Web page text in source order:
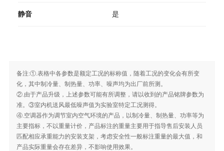
静音 是
备注:①.表格中各参数是额定工况的标称值，随着工况的变化会有所变
化，其中制冷量、制热量、功率、噪声均为出厂前所测。
②.由于产品升级，上述参数可能有所调整，请以收到的产品铭牌参数为
准。③室内机送风最低噪声值为实验室特定工况测得。
④.空调器作为调节室内空气环境的产品，以制冷量、制热量、功率等为
主要指标，不以重量计价，产品标注的重量主要用于指导售后安装人员
匹配相应承重能力的安装支架，考虑安全性一般标注重量的最大值，和
产品实际重量会存在差异，不影响使用效果。